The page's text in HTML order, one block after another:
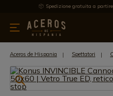
Spedizione gratuita a
cucina Offre Ultime
Aceros de Hispania Spettatori